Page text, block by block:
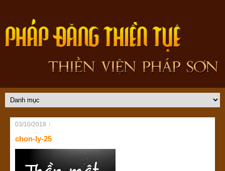
03/10/2018
chon-ly-25